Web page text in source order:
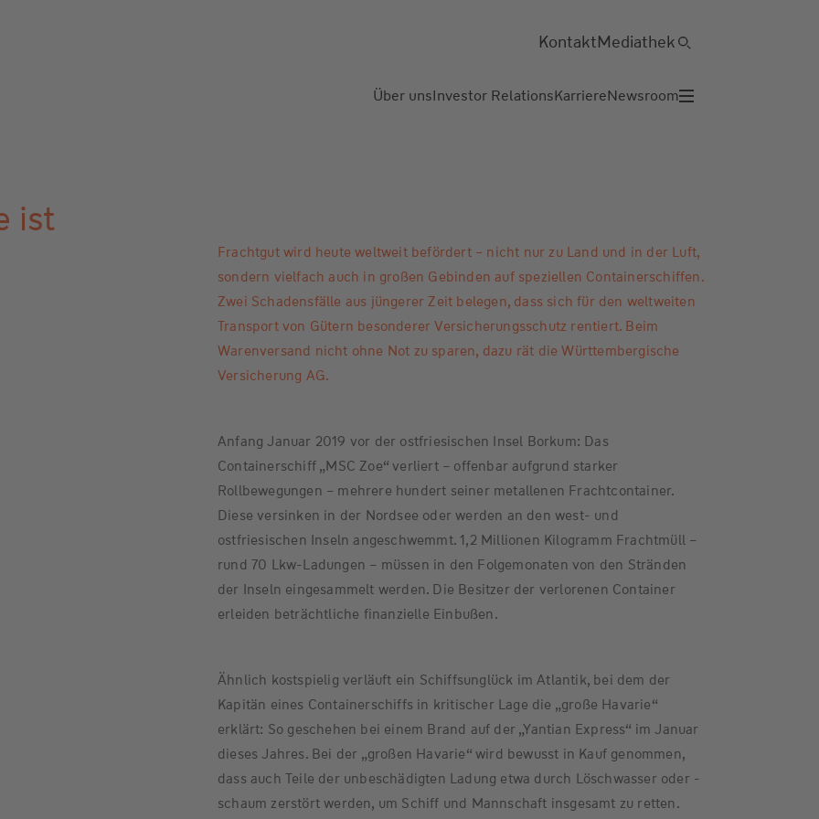
Über unsInvestor RelationsKarriereNewsroom
KontaktMediathek
ist
Frachtgut wird heute weltweit befördert – nicht nur zu Land und in der Luft,
sondern vielfach auch in großen Gebinden auf speziellen Containerschiffen.
Zwei Schadensfälle aus jüngerer Zeit belegen, dass sich für den weltweiten
Transport von Gütern besonderer Versicherungsschutz rentiert. Beim
Warenversand nicht ohne Not zu sparen, dazu rät die Württembergische
Versicherung AG.
Anfang Januar 2019 vor der ostfriesischen Insel Borkum: Das
Containerschiff „MSC Zoe“ verliert – offenbar aufgrund starker
Rollbewegungen – mehrere hundert seiner metallenen Frachtcontainer.
Diese versinken in der Nordsee oder werden an den west- und
ostfriesischen Inseln angeschwemmt. 1,2 Millionen Kilogramm Frachtmüll –
rund 70 Lkw-Ladungen – müssen in den Folgemonaten von den Stränden
der Inseln eingesammelt werden. Die Besitzer der verlorenen Container
erleiden beträchtliche finanzielle Einbußen.
Ähnlich kostspielig verläuft ein Schiffsunglück im Atlantik, bei dem der
Kapitän eines Containerschiffs in kritischer Lage die „große Havarie“
erklärt: So geschehen bei einem Brand auf der „Yantian Express“ im Januar
dieses Jahres. Bei der „großen Havarie“ wird bewusst in Kauf genommen,
dass auch Teile der unbeschädigten Ladung etwa durch Löschwasser oder -
schaum zerstört werden, um Schiff und Mannschaft insgesamt zu retten.